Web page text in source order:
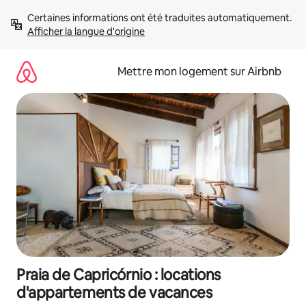
directement
Afficher la langue d'origine
Mettre mon logement sur Airbnb
Praia de Capricórnio : locations
d'appartements de vacances